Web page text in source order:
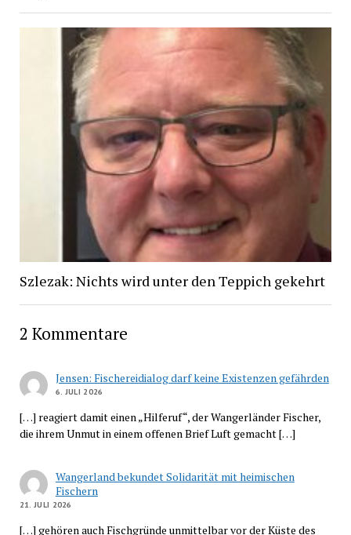
Szlezak: Nichts wird unter den Teppich gekehrt
2 Kommentare
Jensen: Fischereidialog darf keine Existenzen gefährden
6. JULI 2026
[…] reagiert damit einen „Hilferuf“, der Wangerländer Fischer,
die ihrem Unmut in einem offenen Brief Luft gemacht […]
Wangerland bekundet Solidarität mit heimischen
Fischern
21. JULI 2026
[…] gehören auch Fischgründe unmittelbar vor der Küste des